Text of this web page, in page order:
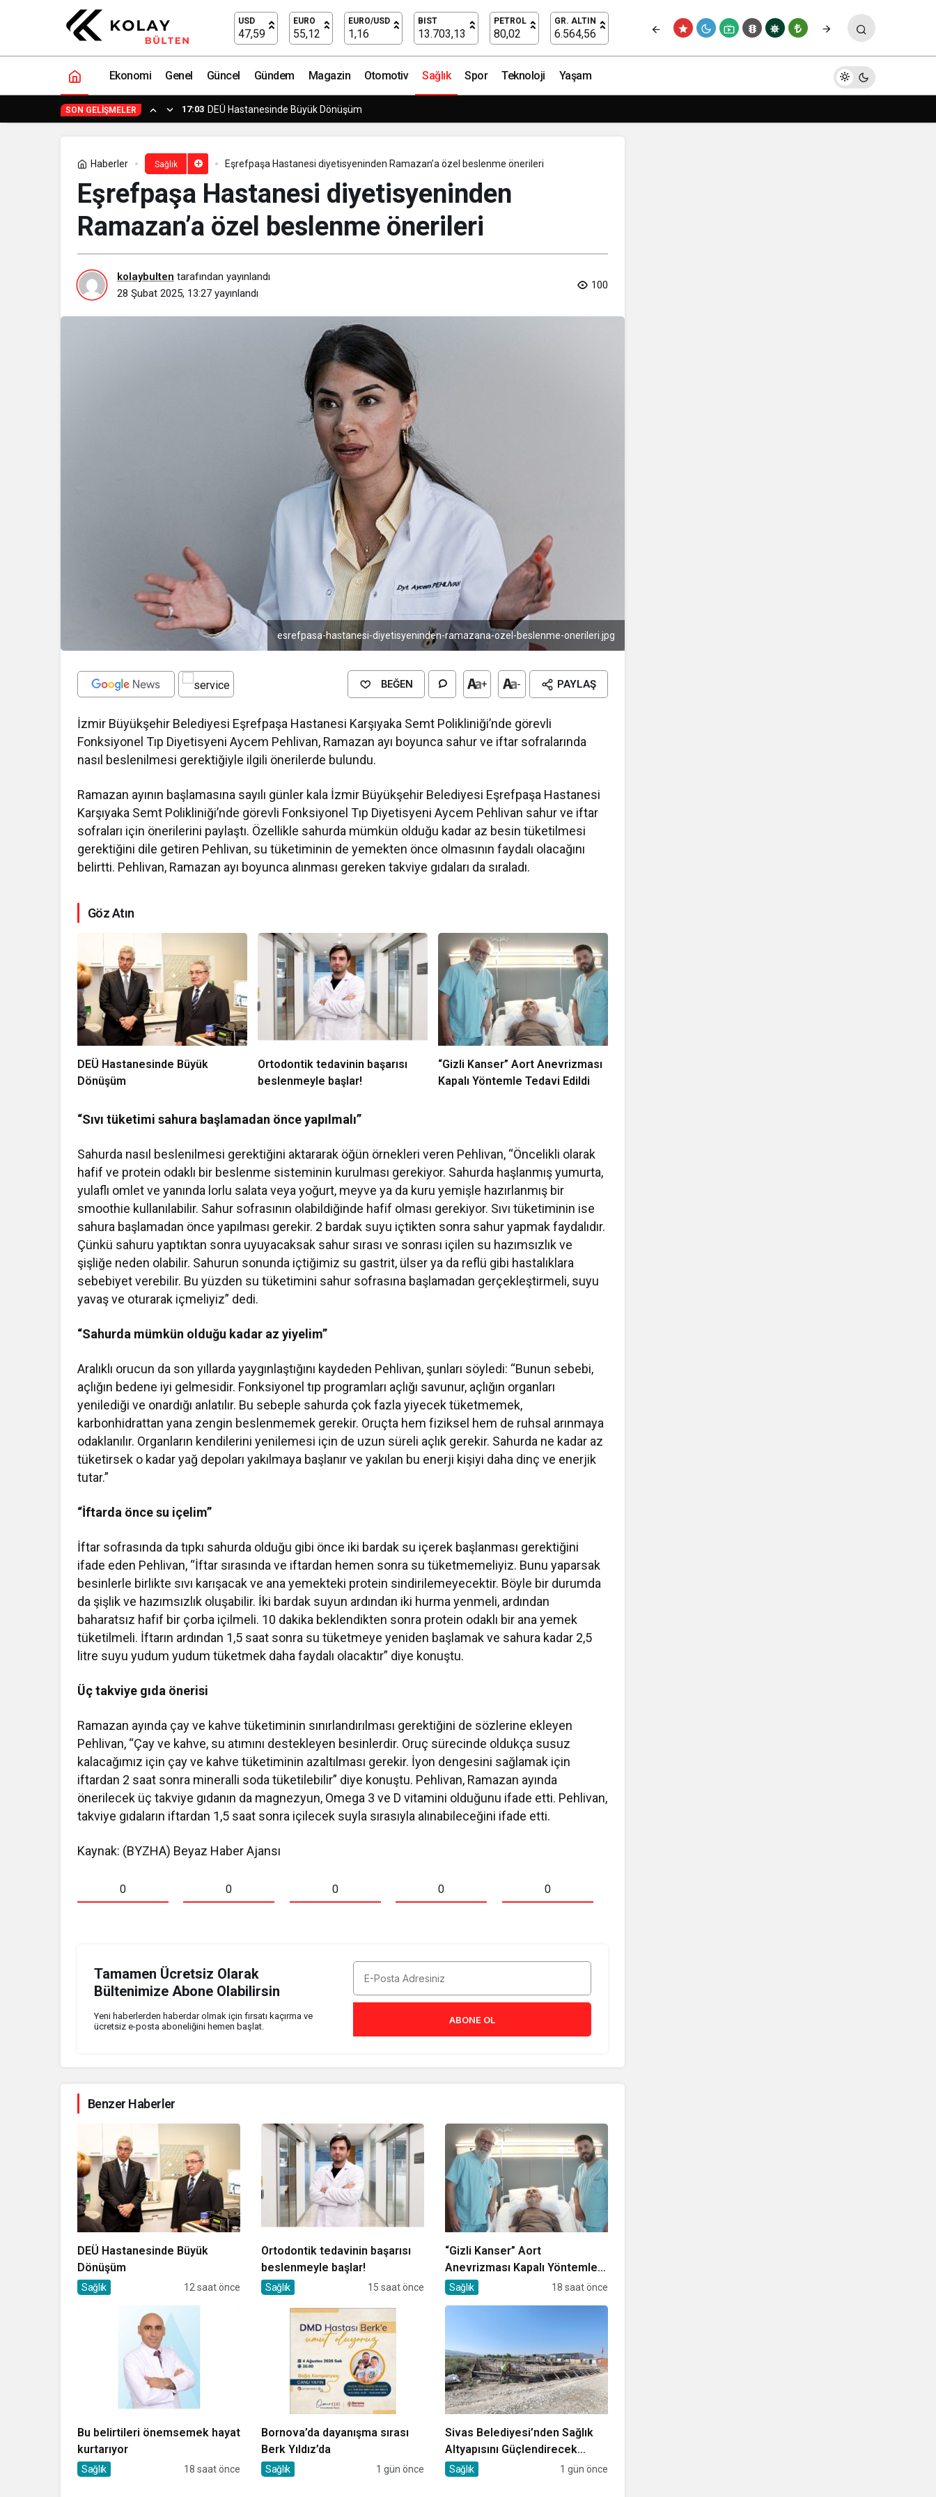
USD
47,59
EURO
55,12
EURO/USD
1,16
BIST
13.703,13
PETROL
80,02
GR. ALTIN
6.564,56
Ekonomi Genel Güncel Gündem Magazin Otomotiv Sağlık Spor Teknoloji Yaşam
SON GELIŞMELER 14:23 Yapımcı Suat Yanç’a Sürpriz Doğum Günü Kutlaması!
Haberler Sağlık Eşrefpaşa Hastanesi diyetisyeninden Ramazan’a özel beslenme önerileri
Eşrefpaşa Hastanesi diyetisyeninden
Ramazan’a özel beslenme önerileri
kolaybulten tarafından yayınlandı
28 Şubat 2025, 13:27 yayınlandı
100
esrefpasa-hastanesi-diyetisyeninden-ramazana-ozel-beslenme-onerileri.jpg
BEĞEN + - PAYLAŞ
İzmir Büyükşehir Belediyesi Eşrefpaşa Hastanesi Karşıyaka Semt Polikliniği’nde görevli
Fonksiyonel Tıp Diyetisyeni Aycem Pehlivan, Ramazan ayı boyunca sahur ve iftar sofralarında
nasıl beslenilmesi gerektiğiyle ilgili önerilerde bulundu.
Ramazan ayının başlamasına sayılı günler kala İzmir Büyükşehir Belediyesi Eşrefpaşa Hastanesi
Karşıyaka Semt Polikliniği’nde görevli Fonksiyonel Tıp Diyetisyeni Aycem Pehlivan sahur ve iftar
sofraları için önerilerini paylaştı. Özellikle sahurda mümkün olduğu kadar az besin tüketilmesi
gerektiğini dile getiren Pehlivan, su tüketiminin de yemekten önce olmasının faydalı olacağını
belirtti. Pehlivan, Ramazan ayı boyunca alınması gereken takviye gıdaları da sıraladı.
Göz Atın
DEÜ Hastanesinde Büyük
Dönüşüm
Ortodontik tedavinin başarısı
beslenmeyle başlar!
“Gizli Kanser” Aort Anevrizması
Kapalı Yöntemle Tedavi Edildi
“Sıvı tüketimi sahura başlamadan önce yapılmalı”
Sahurda nasıl beslenilmesi gerektiğini aktararak öğün örnekleri veren Pehlivan, “Öncelikli olarak
hafif ve protein odaklı bir beslenme sisteminin kurulması gerekiyor. Sahurda haşlanmış yumurta,
yulaflı omlet ve yanında lorlu salata veya yoğurt, meyve ya da kuru yemişle hazırlanmış bir
smoothie kullanılabilir. Sahur sofrasının olabildiğinde hafif olması gerekiyor. Sıvı tüketiminin ise
sahura başlamadan önce yapılması gerekir. 2 bardak suyu içtikten sonra sahur yapmak faydalıdır.
Çünkü sahuru yaptıktan sonra uyuyacaksak sahur sırası ve sonrası içilen su hazımsızlık ve
şişliğe neden olabilir. Sahurun sonunda içtiğimiz su gastrit, ülser ya da reflü gibi hastalıklara
sebebiyet verebilir. Bu yüzden su tüketimini sahur sofrasına başlamadan gerçekleştirmeli, suyu
yavaş ve oturarak içmeliyiz” dedi.
“Sahurda mümkün olduğu kadar az yiyelim”
Aralıklı orucun da son yıllarda yaygınlaştığını kaydeden Pehlivan, şunları söyledi: “Bunun sebebi,
açlığın bedene iyi gelmesidir. Fonksiyonel tıp programları açlığı savunur, açlığın organları
yenilediği ve onardığı anlatılır. Bu sebeple sahurda çok fazla yiyecek tüketmemek,
karbonhidrattan yana zengin beslenmemek gerekir. Oruçta hem fiziksel hem de ruhsal arınmaya
odaklanılır. Organların kendilerini yenilemesi için de uzun süreli açlık gerekir. Sahurda ne kadar az
tüketirsek o kadar yağ depoları yakılmaya başlanır ve yakılan bu enerji kişiyi daha dinç ve enerjik
tutar.”
“İftarda önce su içelim”
İftar sofrasında da tıpkı sahurda olduğu gibi önce iki bardak su içerek başlanması gerektiğini
ifade eden Pehlivan, “İftar sırasında ve iftardan hemen sonra su tüketmemeliyiz. Bunu yaparsak
besinlerle birlikte sıvı karışacak ve ana yemekteki protein sindirilemeyecektir. Böyle bir durumda
da şişlik ve hazımsızlık oluşabilir. İki bardak suyun ardından iki hurma yenmeli, ardından
baharatsız hafif bir çorba içilmeli. 10 dakika beklendikten sonra protein odaklı bir ana yemek
tüketilmeli. İftarın ardından 1,5 saat sonra su tüketmeye yeniden başlamak ve sahura kadar 2,5
litre suyu yudum yudum tüketmek daha faydalı olacaktır” diye konuştu.
Üç takviye gıda önerisi
Ramazan ayında çay ve kahve tüketiminin sınırlandırılması gerektiğini de sözlerine ekleyen
Pehlivan, “Çay ve kahve, su atımını destekleyen besinlerdir. Oruç sürecinde oldukça susuz
kalacağımız için çay ve kahve tüketiminin azaltılması gerekir. İyon dengesini sağlamak için
iftardan 2 saat sonra mineralli soda tüketilebilir” diye konuştu. Pehlivan, Ramazan ayında
önerilecek üç takviye gıdanın da magnezyun, Omega 3 ve D vitamini olduğunu ifade etti. Pehlivan,
takviye gıdaların iftardan 1,5 saat sonra içilecek suyla sırasıyla alınabileceğini ifade etti.
Kaynak: (BYZHA) Beyaz Haber Ajansı
0 0 0 0 0
Tamamen Ücretsiz Olarak
Bültenimize Abone Olabilirsin
Yeni haberlerden haberdar olmak için fırsatı kaçırma ve
ücretsiz e-posta aboneliğini hemen başlat.
ABONE OL
Benzer Haberler
DEÜ Hastanesinde Büyük
Dönüşüm
Sağlık 12 saat önce
Ortodontik tedavinin başarısı
beslenmeyle başlar!
Sağlık 15 saat önce
“Gizli Kanser” Aort
Anevrizması Kapalı Yöntemle
Tedavi Edildi
Sağlık 18 saat önce
Bu belirtileri önemsemek hayat
kurtarıyor
Sağlık 18 saat önce
Bornova’da dayanışma sırası
Berk Yıldız’da
Sağlık 1 gün önce
Sivas Belediyesi’nden Sağlık
Altyapısını Güçlendirecek
Yatırım
Sağlık 1 gün önce
Çocuklarda Karın Ağrısı: Masum Bir Şikâyet Mi, Yoksa Ciddi Bir Hastalığın Habercisi Mi? Yorum Yap Paylaş